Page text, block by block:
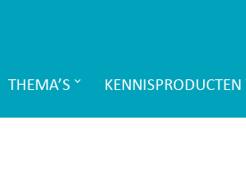
THEMA’S KENNISPRODUCTEN